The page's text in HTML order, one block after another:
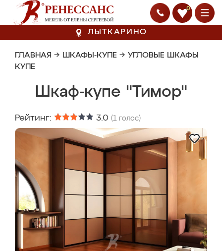
0
ЛЫТКАРИНО
ГЛАВНАЯ → ШКАФЫ-КУПЕ → УГЛОВЫЕ ШКАФЫ
КУПЕ
Шкаф-купе "Тимор"
Рейтинг: 3.0 (1 голос)